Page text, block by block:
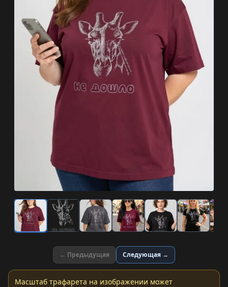
← Предыдущая Следующая →
Масштаб трафарета на изображении может